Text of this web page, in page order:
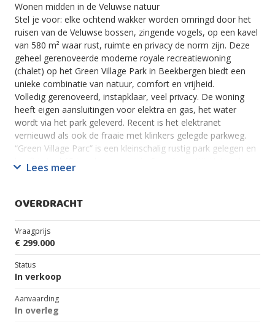
Wonen midden in de Veluwse natuur
Stel je voor: elke ochtend wakker worden omringd door het
ruisen van de Veluwse bossen, zingende vogels, op een kavel
van 580 m² waar rust, ruimte en privacy de norm zijn. Deze
geheel gerenoveerde moderne royale recreatiewoning
(chalet) op het Green Village Park in Beekbergen biedt een
unieke combinatie van natuur, comfort en vrijheid.
Volledig gerenoveerd, instapklaar, veel privacy. De woning
heeft eigen aansluitingen voor elektra en gas, het water
wordt via het park geleverd. Recent is het elektranet
vernieuwd als ook de fraaie met klinkers gelegde parkweg.
“Green Village Parc” is een kleinschalig rustig park gelegen en
heeft totaal 65 kavels, opgezet in Canadese stijl. Het park
wordt in eigen beheer op niet commerciële basis gerund.
Woonoppervlak: 83 m²
Renovatiejaar: 2025
Energielabel: C
Bewoning: Op deze bestemming geldt 365 dagen recreatie,
dit betekent dat u zich kunt inschrijven op het adres in de
Gemeente Apeldoorn, een eigen brievenbus heeft en het hele
Lees meer
OVERDRACHT
Vraagprijs
€ 299.000
Status
In verkoop
Aanvaarding
In overleg